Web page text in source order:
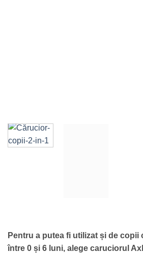
Pentru a putea fi utilizat și de
între 0 și 6 luni, alege caruciorul